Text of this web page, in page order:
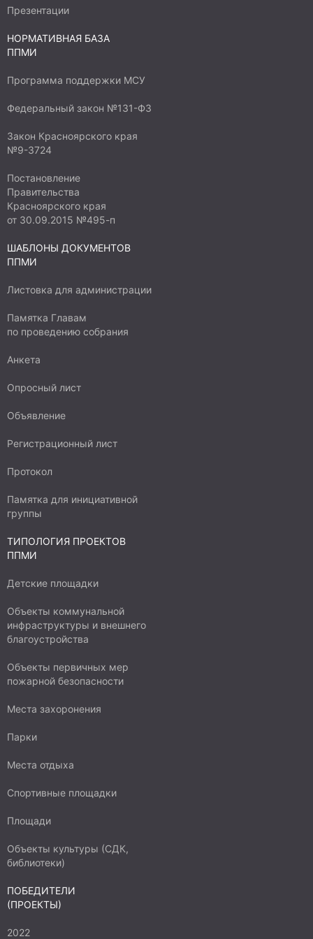
состояние, степень неотложности решения
проблемы и т.д.)
Презентации
НОРМАТИВНАЯ БАЗА
ППМИ
Программа поддержки МСУ
Федеральный закон №131-ФЗ
Закон Красноярского края
№9-3724
Постановление
Правительства
Красноярского края
от 30.09.2015 №495-п
ШАБЛОНЫ ДОКУМЕНТОВ
ППМИ
Листовка для администрации
Памятка Главам
по проведению собрания
Анкета
Опросный лист
Объявление
Регистрационный лист
Протокол
Памятка для инициативной
группы
ТИПОЛОГИЯ ПРОЕКТОВ
ППМИ
Детские площадки
Объекты коммунальной
инфраструктуры и внешнего
благоустройства
Объекты первичных мер
пожарной безопасности
Места захоронения
Парки
Места отдыха
Спортивные площадки
Площади
Объекты культуры (СДК,
библиотеки)
ПОБЕДИТЕЛИ
(ПРОЕКТЫ)
2022